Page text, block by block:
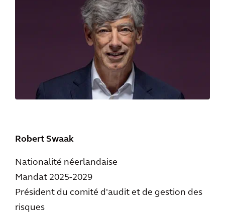
Robert Swaak
Nationalité néerlandaise
Mandat 2025-2029
Président du comité d'audit et de gestion des
risques